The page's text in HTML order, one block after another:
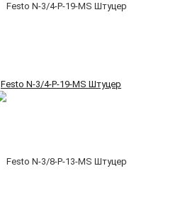
Festo N-3/4-P-19-MS Штуцер